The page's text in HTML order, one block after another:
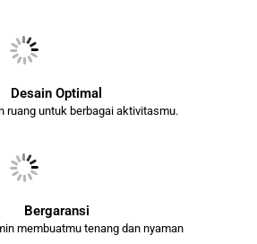
Desain Optimal
ruang untuk berbagai aktivitasmu.
Bergaransi
membuatmu tenang dan nyaman